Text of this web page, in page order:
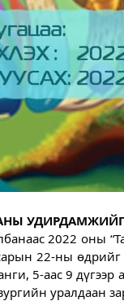
2022 оны
22-ны
5-аас 9
уралдаан